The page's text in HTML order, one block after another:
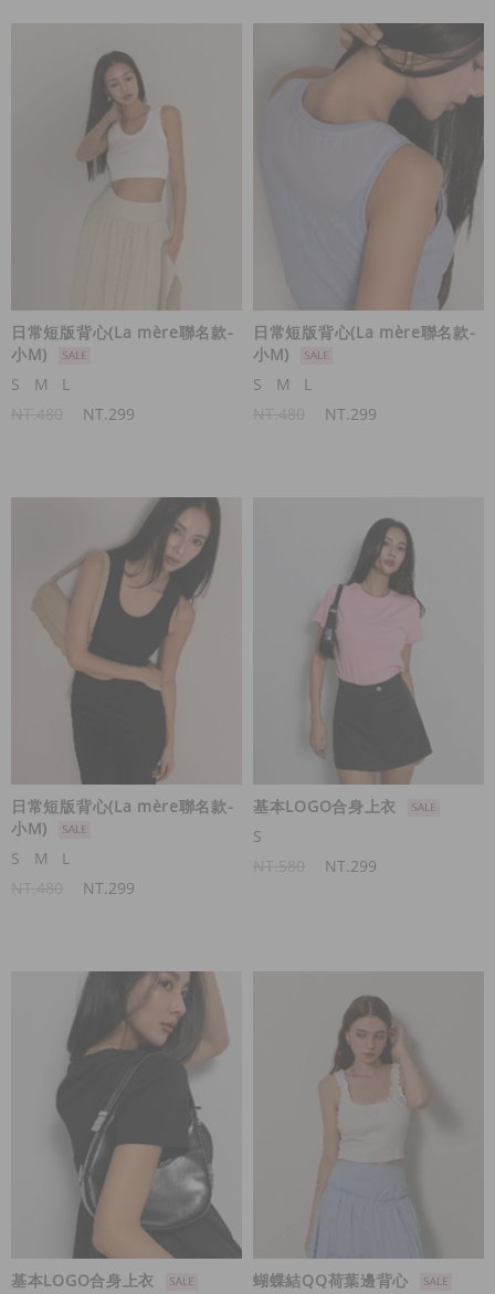
日常短版背心(La mère聯名款-
小M)
S
M
L
NT.299
日常短版背心(La mère聯名款-
小M)
S
M
L
NT.299
日常短版背心(La mère聯名款-
小M)
S
M
L
NT.299
基本LOGO合身上衣
S
NT.299
基本LOGO合身上衣 蝴蝶結QQ荷葉邊背心